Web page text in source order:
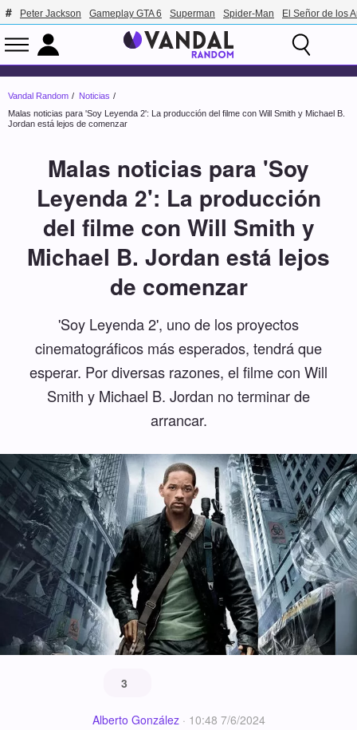
Peter Jackson Gameplay GTA 6 Superman Spider-Man El Señor de los
Vandal Random
Noticias
Malas noticias para 'Soy Leyenda 2': La producción del filme con Will Smith y Michael B.
Jordan está lejos de comenzar
Malas noticias para 'Soy
Leyenda 2': La producción
del filme con Will Smith y
Michael B. Jordan está lejos
de comenzar
'Soy Leyenda 2', uno de los proyectos
cinematográficos más esperados, tendrá que
esperar. Por diversas razones, el filme con Will
Smith y Michael B. Jordan no terminar de
arrancar.
3
Alberto González· 10:48 7/6/2024